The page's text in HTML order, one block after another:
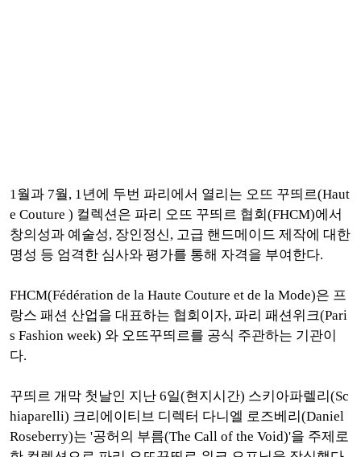
1월과 7월, 1년에 두번 파리에서 열리는 오뜨 꾸띄르(Haut
e Couture ) 컬렉션은 파리 오뜨 꾸띄르 협회(FHCM)에서
창의성과 예술성, 장인정신, 고급 핸드메이드 제작에 대한
명성 등 엄격한 심사와 평가를 통해 자격을 부여한다.
FHCM(Fédération de la Haute Couture et de la Mode)은 프
랑스 패션 산업을 대표하는 협회이자, 파리 패션위크(Pari
s Fashion week) 와 오뜨꾸띄르를 공식 주관하는 기관이
다.
꾸띄르 개막 첫날인 지난 6일(현지시간) 스키아파렐리(Sc
hiaparelli) 크리에이티브 디렉터 다니엘 로즈베리(Daniel
Roseberry)는 '공허의 부름(The Call of the Void)'을 주제로